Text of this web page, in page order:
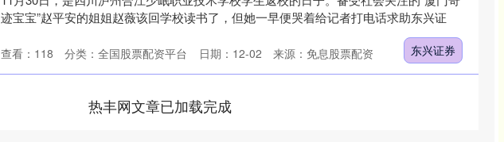
迹宝宝”赵平安的姐姐赵薇该回学校读书了，但她一早便哭着给记者打电话求助东兴证
东兴证券
日期：12-02 来源：免息股票配资
查看： 118 分类： 全国股票配资平台
热丰网文章已加载完成